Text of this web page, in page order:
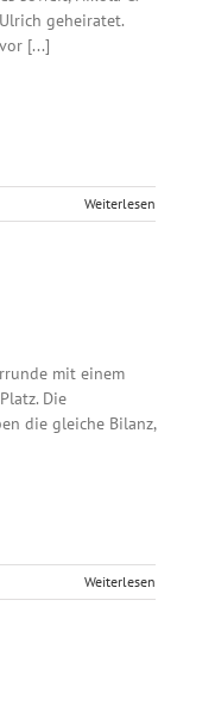
geheiratet.
[...]
Weiterlesen
mit einem
Die
die gleiche Bilanz,
Weiterlesen